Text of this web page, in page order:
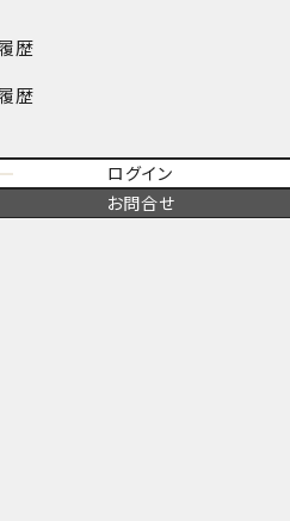
歴
歴
ログイン
お問合せ